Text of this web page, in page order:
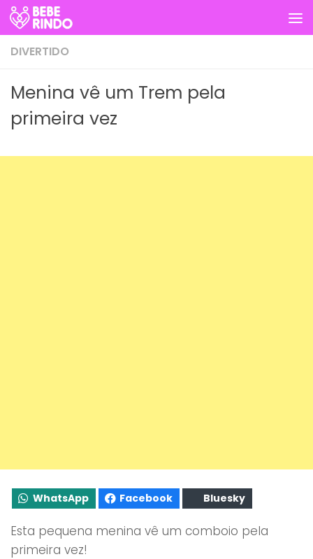
Skip to content
DIVERTIDO
Menina vê um Trem pela
primeira vez
WhatsApp Facebook Bluesky
Esta pequena menina vê um comboio pela
primeira vez!